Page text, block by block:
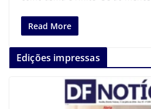
Read More
Edições impressas